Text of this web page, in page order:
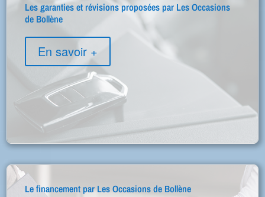
Les garanties et révisions proposées par Les Occasions
de Bollène
En savoir +
Le financement par Les Occasions de Bollène